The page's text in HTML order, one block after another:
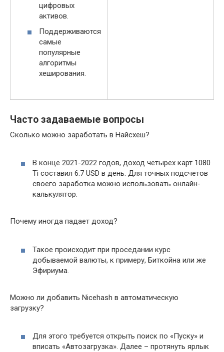
цифровых
активов.
Поддерживаются
самые
популярные
алгоритмы
хеширования.
Часто задаваемые вопросы
Сколько можно заработать в Найсхеш?
В конце 2021-2022 годов, доход четырех карт 1080
Ti составил 6.7 USD в день. Для точных подсчетов
своего заработка можно использовать онлайн-
калькулятор.
Почему иногда падает доход?
Такое происходит при проседании курс
добываемой валюты, к примеру, Биткойна или же
Эфириума.
Можно ли добавить Nicehash в автоматическую
загрузку?
Для этого требуется открыть поиск по «Пуску» и
вписать «Автозагрузка». Далее – протянуть ярлык